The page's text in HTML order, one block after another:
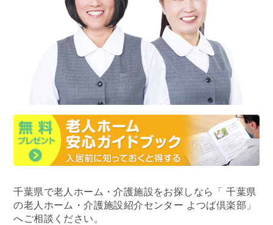
千葉県で老人ホーム・介護施設をお探しなら
「 千葉県
の老人ホーム・介護施設紹介センター よつば倶楽部」
へご相談ください。